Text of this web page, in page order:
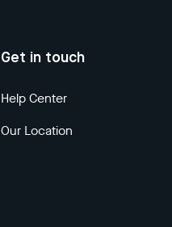
Get in touch
Help Center
Our Location